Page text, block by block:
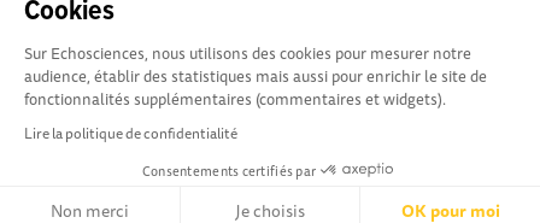
Cookies
Sur Echosciences, nous utilisons des cookies pour mesurer notre
audience, établir des statistiques mais aussi pour enrichir le site de
fonctionnalités supplémentaires (commentaires et widgets).
Lire la politique de confidentialité
Consentements certifiés par
Non merci Je choisis OK pour moi
l’Union européenne via les fonds européen de
développement régional. Science(s) en Occitanie est une
plateforme Echosciences by Amcsti.
Mentions légales|Politique de confidentialité
Ligne éditoriale